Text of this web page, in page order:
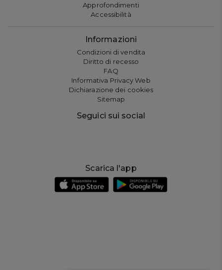
Approfondimenti
Accessibilità
Informazioni
Condizioni di vendita
Diritto di recesso
FAQ
Informativa Privacy Web
Dichiarazione dei cookies
Sitemap
Seguici sui social
Scarica l'app